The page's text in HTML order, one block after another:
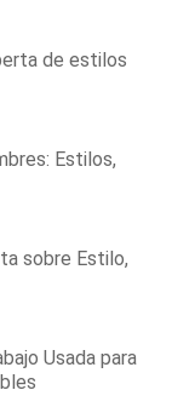
de estilos
Estilos,
sobre Estilo,
Usada para